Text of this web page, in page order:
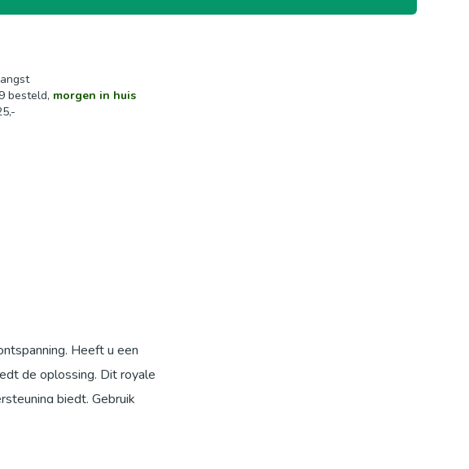
besteld, morgen in huis
Heeft u een
de oplossing. Dit royale
biedt. Gebruik
lange levensduur.